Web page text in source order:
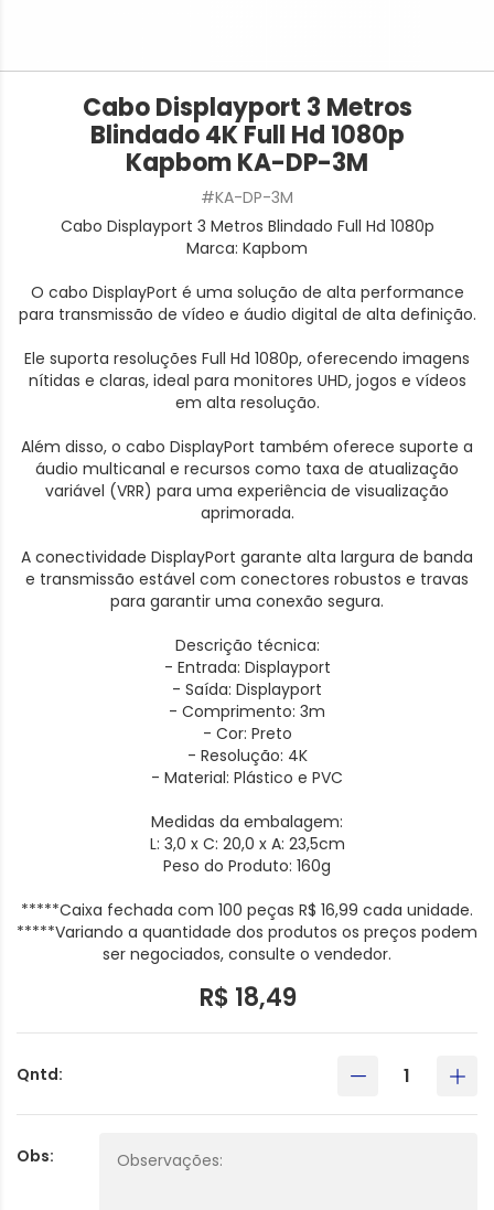
Cabo Displayport 3 Metros
Blindado 4K Full Hd 1080p
Kapbom KA-DP-3M
#KA-DP-3M
Cabo Displayport 3 Metros Blindado Full Hd 1080p
Marca: Kapbom
O cabo DisplayPort é uma solução de alta performance
para transmissão de vídeo e áudio digital de alta definição.
Ele suporta resoluções Full Hd 1080p, oferecendo imagens
nítidas e claras, ideal para monitores UHD, jogos e vídeos
em alta resolução.
Além disso, o cabo DisplayPort também oferece suporte a
áudio multicanal e recursos como taxa de atualização
variável (VRR) para uma experiência de visualização
aprimorada.
A conectividade DisplayPort garante alta largura de banda
e transmissão estável com conectores robustos e travas
para garantir uma conexão segura.
Descrição técnica:
- Entrada: Displayport
- Saída: Displayport
- Comprimento: 3m
- Cor: Preto
- Resolução: 4K
- Material: Plástico e PVC
Medidas da embalagem:
L: 3,0 x C: 20,0 x A: 23,5cm
Peso do Produto: 160g
*****Caixa fechada com 100 peças R$ 16,99 cada unidade.
*****Variando a quantidade dos produtos os preços podem
ser negociados, consulte o vendedor.
R$ 18,49
Qntd:
Obs: